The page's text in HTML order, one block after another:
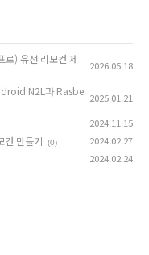
로) 유선 리모컨 제
2026.05.18
N2L과 Rasbe 2025.01.21
2024.11.15
컨 만들기 (0) 2024.02.27
2024.02.24